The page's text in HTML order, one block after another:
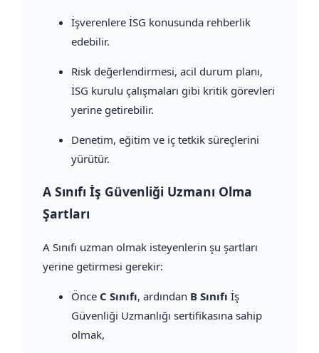
İşverenlere İSG konusunda rehberlik
edebilir.
Risk değerlendirmesi, acil durum planı,
İSG kurulu çalışmaları gibi kritik görevleri
yerine getirebilir.
Denetim, eğitim ve iç tetkik süreçlerini
yürütür.
A Sınıfı İş Güvenliği Uzmanı Olma
Şartları
A Sınıfı uzman olmak isteyenlerin şu şartları
yerine getirmesi gerekir:
Önce C Sınıfı, ardından B Sınıfı İş
Güvenliği Uzmanlığı sertifikasına sahip
olmak,